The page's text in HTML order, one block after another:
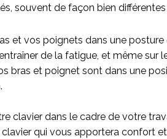
souvent de façon bien
et vos poignets dans une posture
de la fatigue, et même sur
bras et poignet sont dans une
clavier dans le cadre de votre
qui vous apportera confort